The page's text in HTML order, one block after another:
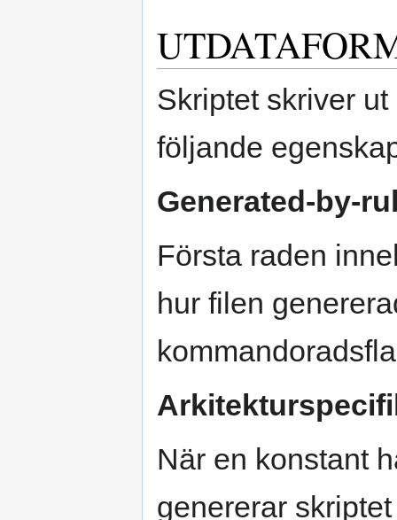
Skriptet skriver
följande
Generated-by-
Första raden
hur filen
När en konstant
genererar